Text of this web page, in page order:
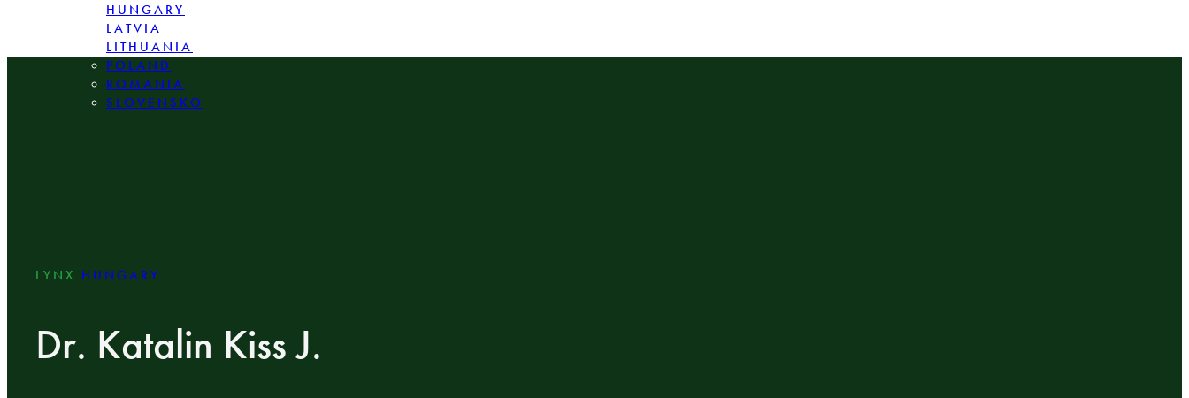
HUNGARY
LATVIA
LITHUANIA
POLAND
ROMANIA
SLOVENSKO
LYNX HUNGARY
Dr. Katalin Kiss J.